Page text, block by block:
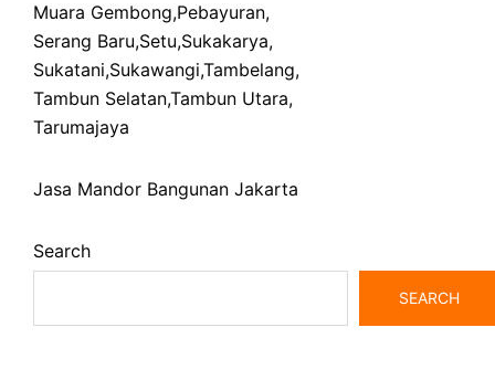
Muara Gembong,Pebayuran,
Serang Baru,Setu,Sukakarya,
Sukatani,Sukawangi,Tambelang,
Tambun Selatan,Tambun Utara,
Tarumajaya
Jasa Mandor Bangunan Jakarta
Search
SEARCH